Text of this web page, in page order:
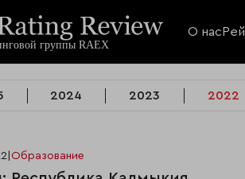
О нас
2024 2023 2022
Образование